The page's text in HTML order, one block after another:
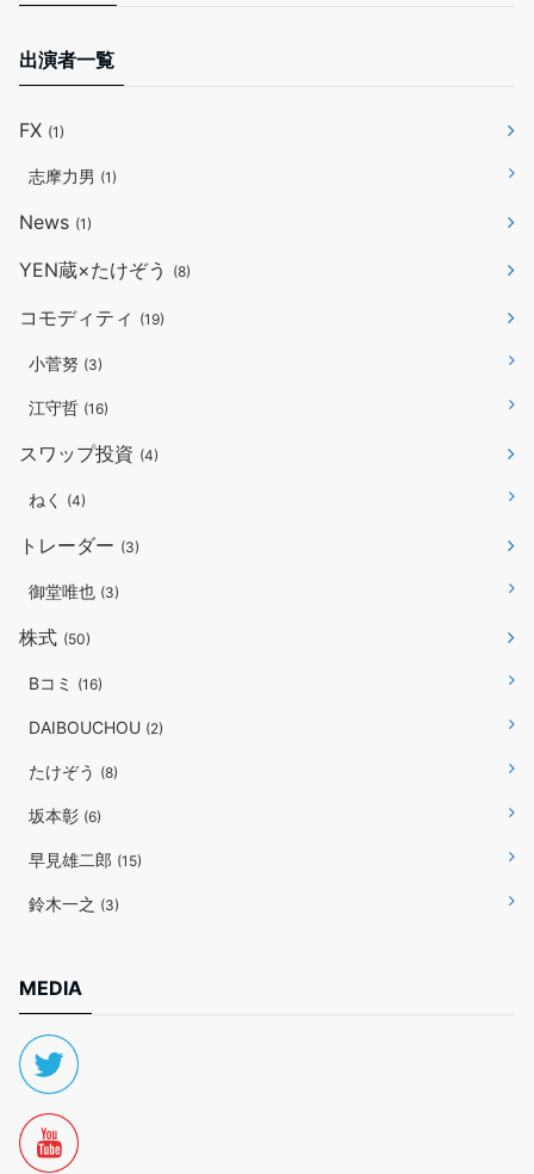
出演者一覧
FX (1)
志摩力男 (1)
News (1)
YEN蔵×たけぞう (8)
コモディティ (19)
小菅努 (3)
江守哲 (16)
スワップ投資 (4)
ねく (4)
トレーダー (3)
御堂唯也 (3)
株式 (50)
Bコミ (16)
DAIBOUCHOU (2)
たけぞう (8)
坂本彰 (6)
早見雄二郎 (15)
鈴木一之 (3)
MEDIA